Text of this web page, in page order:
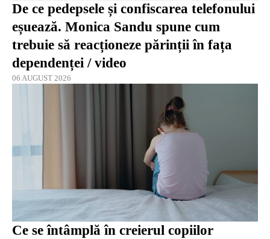
De ce pedepsele și confiscarea telefonului
eșuează. Monica Sandu spune cum
trebuie să reacționeze părinții în fața
dependenței / video
06 AUGUST 2026
Ce se întâmplă în creierul copiilor